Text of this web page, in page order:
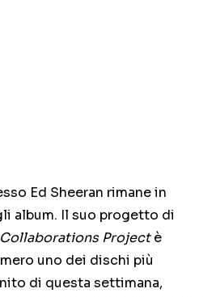
Ed Sheeran rimane in
album. Il suo progetto di
Projectè
uno dei dischi più
di questa settimana,